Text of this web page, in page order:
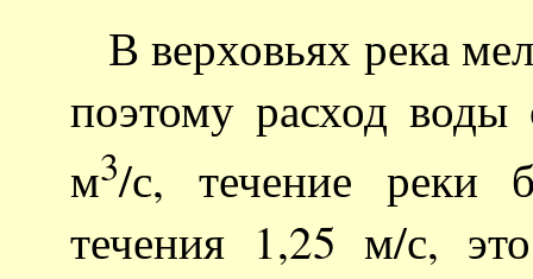
В верховьях река
поэтому расход воды
м3/с, течение реки
течения 1,25 м/с,